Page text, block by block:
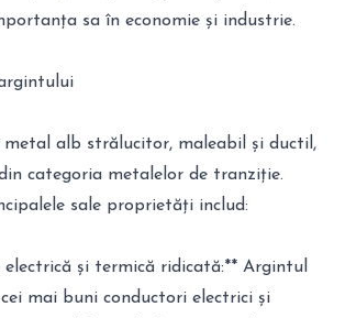
sa în economie și industrie.
alb strălucitor, maleabil și ductil,
categoria metalelor de tranziție.
sale proprietăți includ:
și termică ridicată:** Argintul
mai buni conductori electrici și